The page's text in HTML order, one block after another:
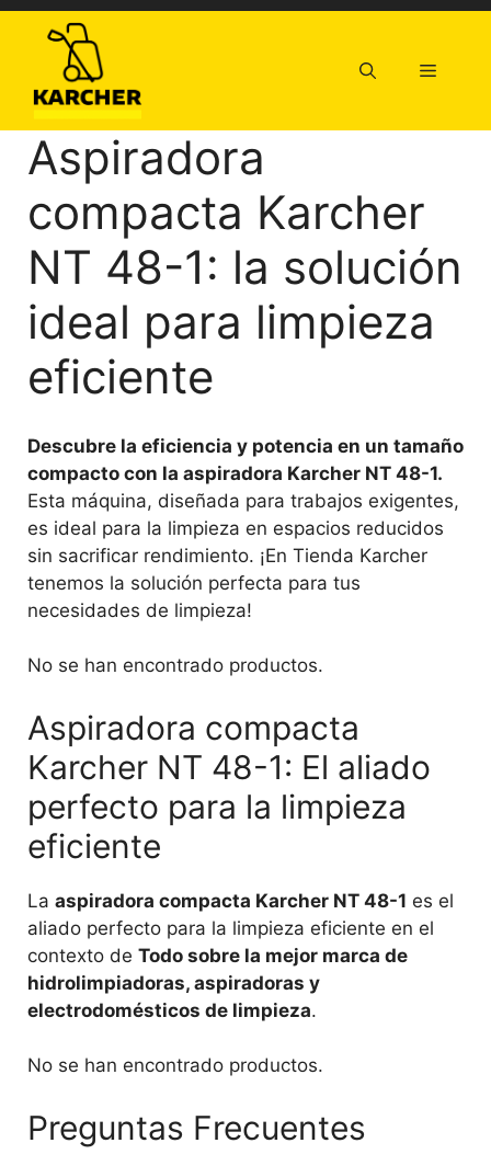
Saltar
contenido
Menú
Aspiradora
compacta Karcher
NT 48-1: la solución
ideal para limpieza
eficiente
Descubre la eficiencia y potencia en un tamaño
compacto con la aspiradora Karcher NT 48-1.
Esta máquina, diseñada para trabajos exigentes,
es ideal para la limpieza en espacios reducidos
sin sacrificar rendimiento. ¡En Tienda Karcher
tenemos la solución perfecta para tus
necesidades de limpieza!
No se han encontrado productos.
Aspiradora compacta
Karcher NT 48-1: El aliado
perfecto para la limpieza
eficiente
La aspiradora compacta Karcher NT 48-1 es el
aliado perfecto para la limpieza eficiente en el
contexto de Todo sobre la mejor marca de
hidrolimpiadoras, aspiradoras y
electrodomésticos de limpieza.
No se han encontrado productos.
Preguntas Frecuentes